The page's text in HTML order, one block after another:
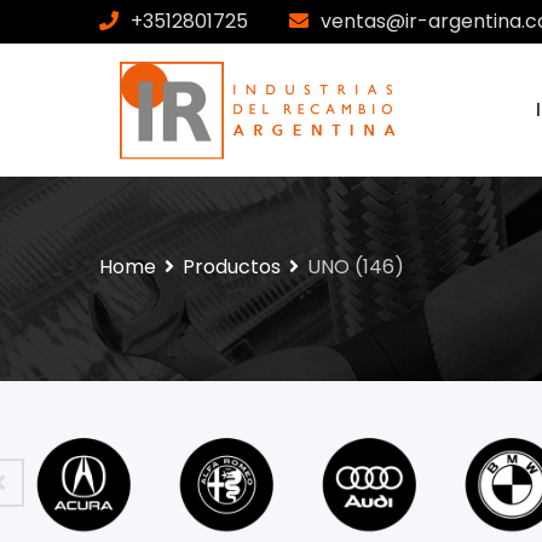
+3512801725 ventas@ir-
Home Productos UNO (146)